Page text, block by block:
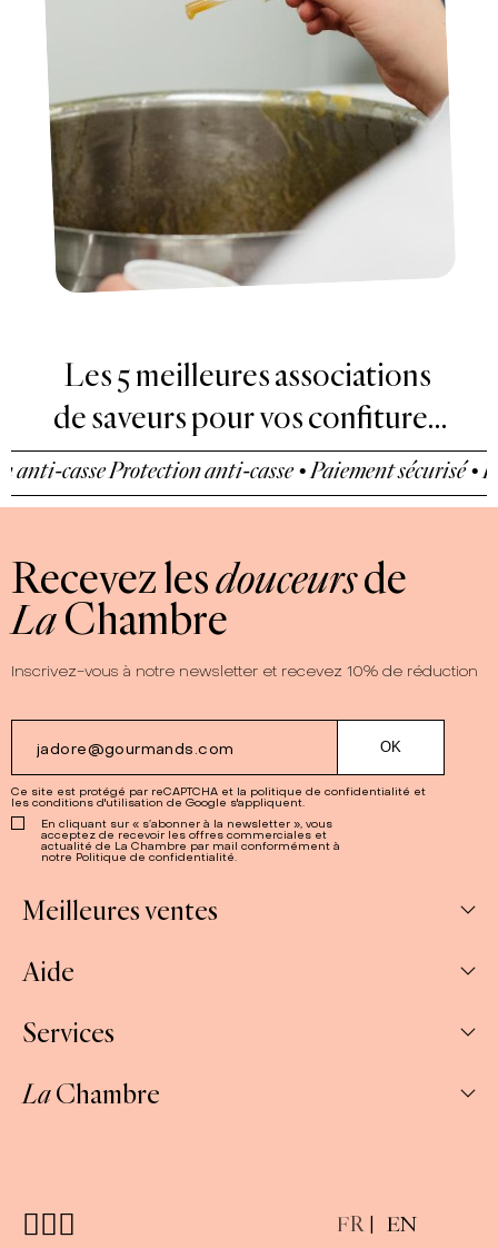
Les 5 meilleures associations
de saveurs pour vos confitures
maison
casseProtection anti-casse • Paiement sécurisé •
Recevez lesdouceursde
LaChambre
Inscrivez-vous à notre newsletter et recevez 10% de réduction
Ce site est protégé par reCAPTCHA et la politique de confidentialité et
les conditions d'utilisation de Google s'appliquent.
En cliquant sur « s’abonner à la newsletter », vous
acceptez de recevoir les offres commerciales et
actualité de La Chambre par mail conformément à
notre Politique de confidentialité.
Meilleures ventes
Abonnements
Pâtes à tartiner
Coffrets à composer
Aide
Mon compte
Services
Professionnels et CSE/ Cadeaux d’entreprises
LaChambre
Conditions générales FR EN